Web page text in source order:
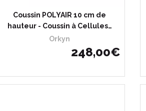
Coussin POLYAIR 10 cm de
hauteur - Coussin à Cellules…
Orkyn
248,00€